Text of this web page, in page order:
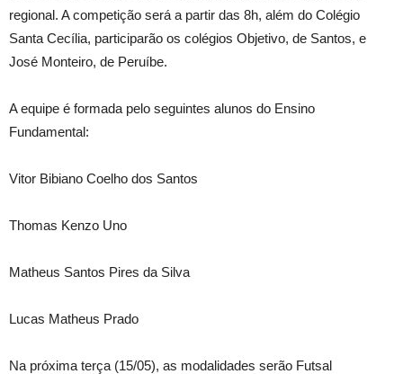
regional. A competição será a partir das 8h, além do Colégio
Santa Cecília, participarão os colégios Objetivo, de Santos, e
José Monteiro, de Peruíbe.
A equipe é formada pelo seguintes alunos do Ensino
Fundamental:
Vitor Bibiano Coelho dos Santos
Thomas Kenzo Uno
Matheus Santos Pires da Silva
Lucas Matheus Prado
Na próxima terça (15/05), as modalidades serão Futsal